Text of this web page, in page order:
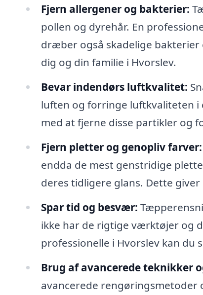
Fjern allergener og bakterier:
pollen og dyrehår. En
dræber også skadelige
dig og din familie i Hvorslev.
Bevar indendørs luftkvalitet:
luften og forringe luftkvaliteten
med at fjerne disse partikler og
Fjern pletter og genopliv farver:
endda de mest genstridige
deres tidligere glans. Dette
Spar tid og besvær:
ikke har de rigtige værktøjer og
professionelle i Hvorslev kan
Brug af avancerede teknikker
avancerede